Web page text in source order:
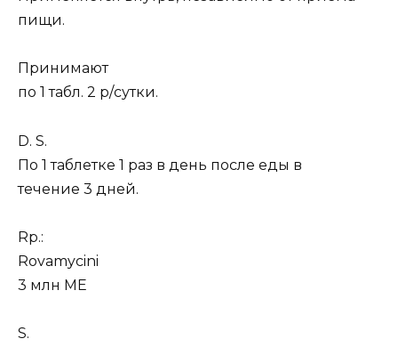
пищи.
Принимают
по 1 табл. 2 р/сутки.
D. S.
По 1 таблетке 1 раз в день после еды в
течение 3 дней.
Rp.:
Rovamycini
3 млн MЕ
S.